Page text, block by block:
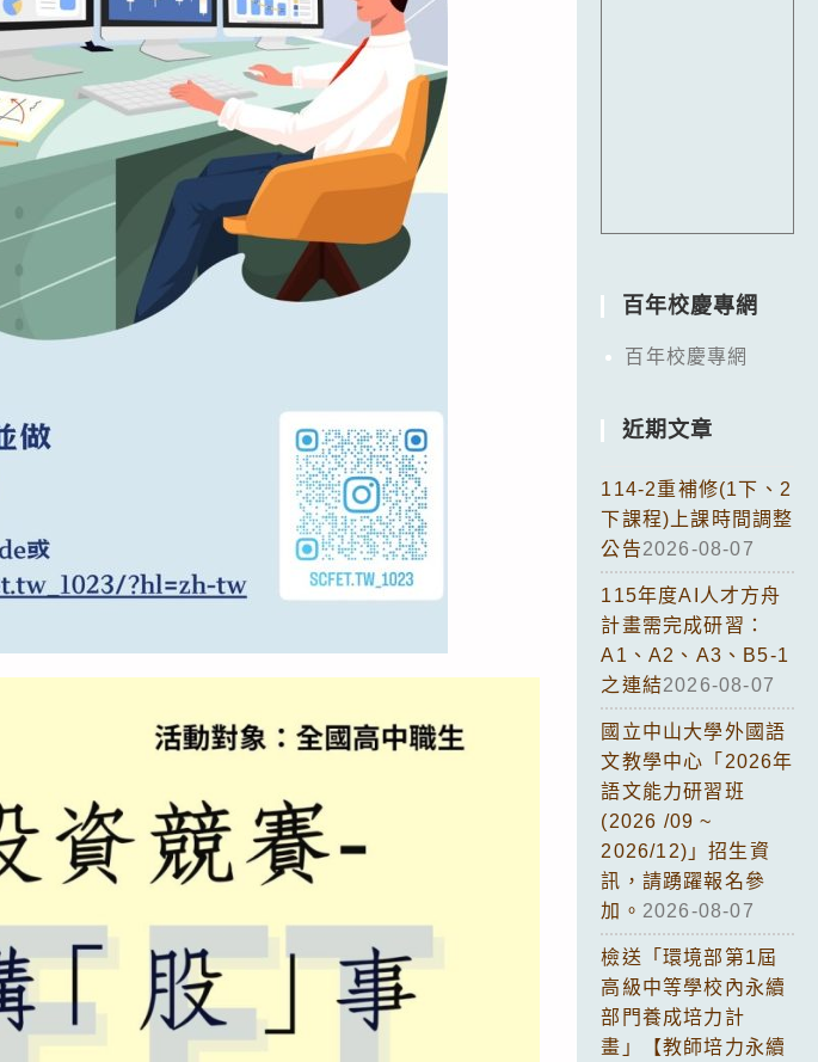
百年校慶專網
百年校慶專網
近期文章
114-2重補修(1下、2
下課程)上課時間調整
公告2026-08-07
115年度AI人才方舟
計畫需完成研習：
A1、A2、A3、B5-1
之連結2026-08-07
國立中山大學外國語
文教學中心「2026年
語文能力研習班
(2026 /09 ~
2026/12)」招生資
訊，請踴躍報名參
加。 2026-08-07
檢送「環境部第1屆
高級中等學校內永續
部門養成培力計
畫」【教師培力永續